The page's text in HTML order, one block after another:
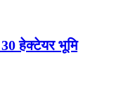
30 हेक्टेयर भूमि